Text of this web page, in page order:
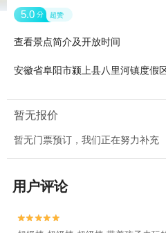
5.0 分 超赞
查看景点简介及开放时间
安徽省阜阳市颍上县八里河镇度假
暂无报价
暂无门票预订，我们正在努力补充
用户评论

